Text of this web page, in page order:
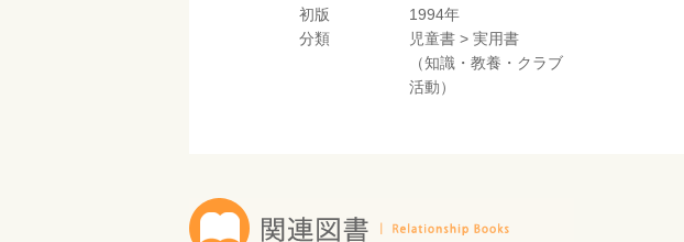
初版
1994年
分類
児童書 > 実用書
（知識・教養・クラブ
活動）